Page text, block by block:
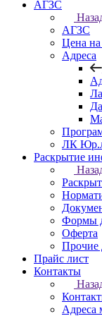
АГЗС
АГЗС
Цена на
Адреса
ЛК
Раскрытие
Формы
Оферта
Прочие
Прайс лист
Контакты
Адреса